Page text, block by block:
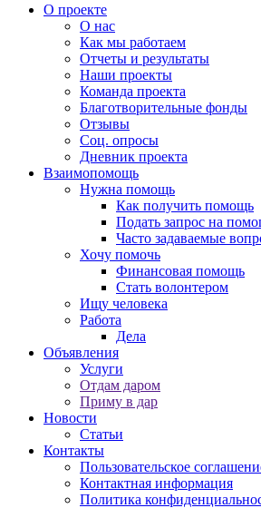
О проекте
О нас
Как мы работаем
Отчеты и результаты
Наши проекты
Команда проекта
Благотворительные фонды
Отзывы
Соц. опросы
Дневник проекта
Взаимопомощь
Нужна помощь
Как получить помощь
Подать запрос на
Часто задаваемые
Хочу помочь
Финансовая помощь
Стать волонтером
Ищу человека
Работа
Дела
Объявления
Услуги
Отдам даром
Приму в дар
Новости
Статьи
Контакты
Пользовательское
Контактная информация
Политика